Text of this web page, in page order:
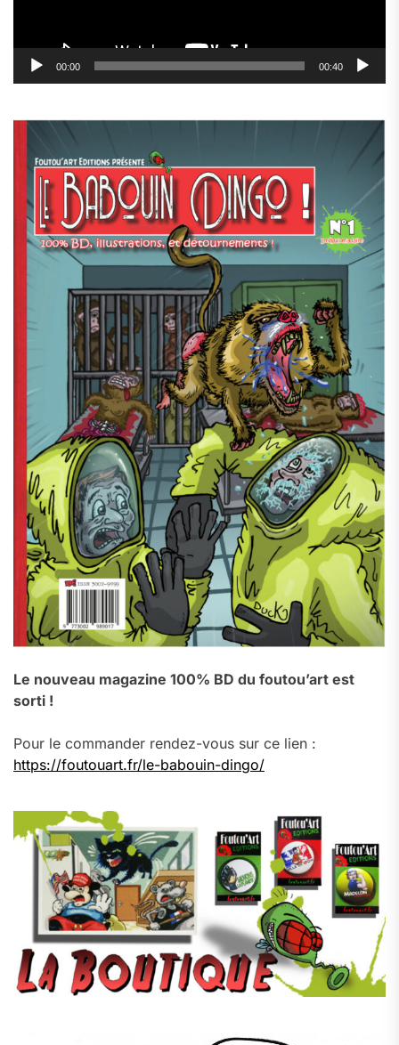
00:00 00:40
Le nouveau magazine 100% BD du foutou’art est
sorti !
Pour le commander rendez-vous sur ce lien :
https://foutouart.fr/le-babouin-dingo/